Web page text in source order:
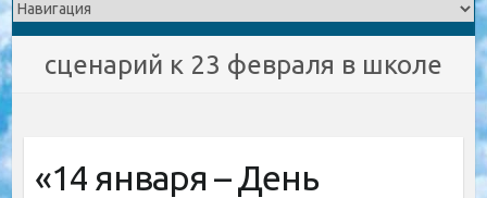
сценарий к 23 февраля в школе
«14 января – День